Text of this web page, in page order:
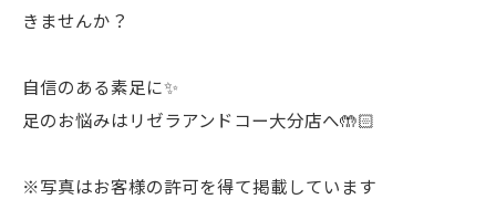
きませんか？
自信のある素足に✨
足のお悩みはリゼラアンドコー大分店へ🤲🏻
※写真はお客様の許可を得て掲載しています